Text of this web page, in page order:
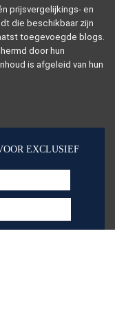
prijsvergelijkings- en
die beschikbaar zijn
toegevoegde blogs.
door hun
is afgeleid van hun
EXCLUSIEF